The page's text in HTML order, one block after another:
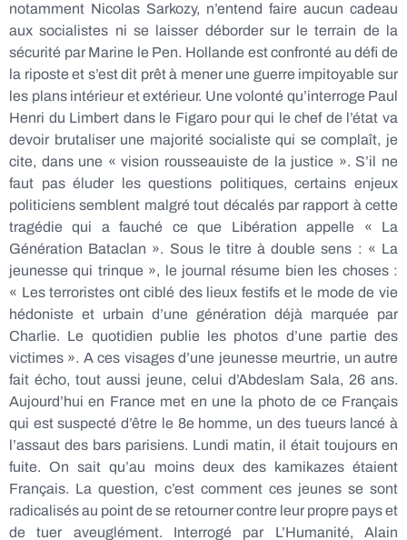
notamment Nicolas Sarkozy, n’entend faire aucun cadeau
aux socialistes ni se laisser déborder sur le terrain de la
sécurité par Marine le Pen. Hollande est confronté au défi de
la riposte et s’est dit prêt à mener une guerre impitoyable sur
les plans intérieur et extérieur. Une volonté qu’interroge Paul
Henri du Limbert dans le Figaro pour qui le chef de l’état va
devoir brutaliser une majorité socialiste qui se complaît, je
cite, dans une « vision rousseauiste de la justice ». S’il ne
faut pas éluder les questions politiques, certains enjeux
politiciens semblent malgré tout décalés par rapport à cette
tragédie qui a fauché ce que Libération appelle « La
Génération Bataclan ». Sous le titre à double sens : « La
jeunesse qui trinque », le journal résume bien les choses :
« Les terroristes ont ciblé des lieux festifs et le mode de vie
hédoniste et urbain d’une génération déjà marquée par
Charlie. Le quotidien publie les photos d’une partie des
victimes ». A ces visages d’une jeunesse meurtrie, un autre
fait écho, tout aussi jeune, celui d’Abdeslam Sala, 26 ans.
Aujourd’hui en France met en une la photo de ce Français
qui est suspecté d’être le 8e homme, un des tueurs lancé à
l’assaut des bars parisiens. Lundi matin, il était toujours en
fuite. On sait qu’au moins deux des kamikazes étaient
Français. La question, c’est comment ces jeunes se sont
radicalisés au point de se retourner contre leur propre pays et
de tuer aveuglément. Interrogé par L’Humanité, Alain